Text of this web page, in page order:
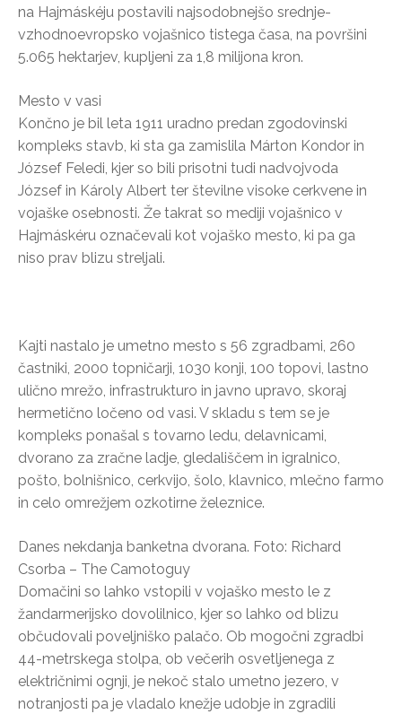
na Hajmáskéju postavili najsodobnejšo srednje-
vzhodnoevropsko vojašnico tistega časa, na površini
5.065 hektarjev, kupljeni za 1,8 milijona kron.
Mesto v vasi
Končno je bil leta 1911 uradno predan zgodovinski
kompleks stavb, ki sta ga zamislila Márton Kondor in
József Feledi, kjer so bili prisotni tudi nadvojvoda
József in Károly Albert ter številne visoke cerkvene in
vojaške osebnosti. Že takrat so mediji vojašnico v
Hajmáskéru označevali kot vojaško mesto, ki pa ga
niso prav blizu streljali.
Kajti nastalo je umetno mesto s 56 zgradbami, 260
častniki, 2000 topničarji, 1030 konji, 100 topovi, lastno
ulično mrežo, infrastrukturo in javno upravo, skoraj
hermetično ločeno od vasi. V skladu s tem se je
kompleks ponašal s tovarno ledu, delavnicami,
dvorano za zračne ladje, gledališčem in igralnico,
pošto, bolnišnico, cerkvijo, šolo, klavnico, mlečno farmo
in celo omrežjem ozkotirne železnice.
Danes nekdanja banketna dvorana. Foto: Richard
Csorba – The Camotoguy
Domačini so lahko vstopili v vojaško mesto le z
žandarmerijsko dovolilnico, kjer so lahko od blizu
občudovali poveljniško palačo. Ob mogočni zgradbi
44-metrskega stolpa, ob večerih osvetljenega z
električnimi ognji, je nekoč stalo umetno jezero, v
notranjosti pa je vladalo knežje udobje in zgradili